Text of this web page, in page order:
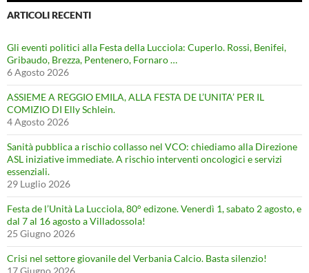
ARTICOLI RECENTI
Gli eventi politici alla Festa della Lucciola: Cuperlo. Rossi, Benifei,
Gribaudo, Brezza, Pentenero, Fornaro …
6 Agosto 2026
ASSIEME A REGGIO EMILA, ALLA FESTA DE L’UNITA’ PER IL
COMIZIO DI Elly Schlein.
4 Agosto 2026
Sanità pubblica a rischio collasso nel VCO: chiediamo alla Direzione
ASL iniziative immediate. A rischio interventi oncologici e servizi
essenziali.
29 Luglio 2026
Festa de l’Unità La Lucciola, 80° edizone. Venerdì 1, sabato 2 agosto, e
dal 7 al 16 agosto a Villadossola!
25 Giugno 2026
Crisi nel settore giovanile del Verbania Calcio. Basta silenzio!